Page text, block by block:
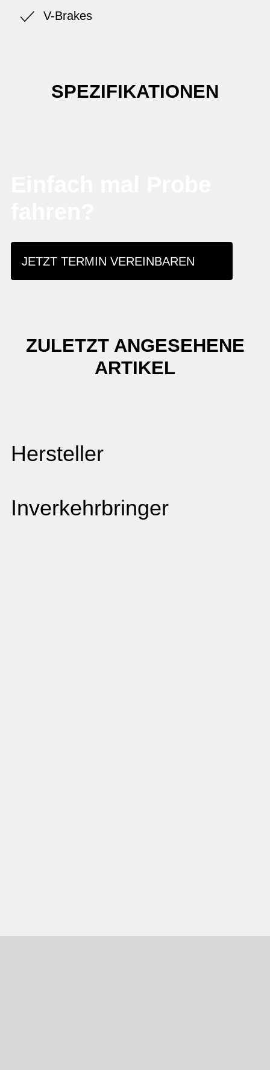
V-Brakes
SPEZIFIKATIONEN
JETZT TERMIN VEREINBAREN
ZULETZT ANGESEHENE
ARTIKEL
Hersteller
Inverkehrbringer